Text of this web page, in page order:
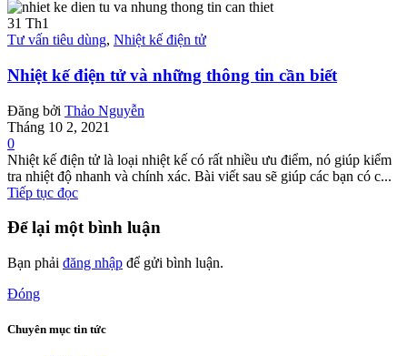
31 Th1
Tư vấn tiêu dùng, Nhiệt kế điện tử
Nhiệt kế điện tử và những thông tin cần biết
Đăng bởi Thảo Nguyễn
Tháng 10 2, 2021
0
Nhiệt kế điện tử là loại nhiệt kế có rất nhiều ưu điểm, nó giúp kiểm
tra nhiệt độ nhanh và chính xác. Bài viết sau sẽ giúp các bạn có c...
Tiếp tục đọc
Để lại một bình luận
Bạn phải đăng nhập để gửi bình luận.
Đóng
Chuyên mục tin tức